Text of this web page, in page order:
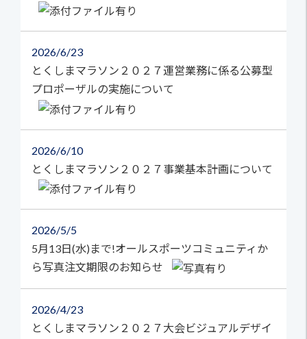
2026 6/23
とくしまマラソン２０２７運営業務に係る公募型
プロポーザルの実施について
2026 6/10
とくしまマラソン２０２７事業基本計画について
2026 5/5
5月13日(水)まで!オールスポーツコミュニティか
ら写真注文期限のお知らせ
2026 4/23
とくしまマラソン２０２７大会ビジュアルデザイ